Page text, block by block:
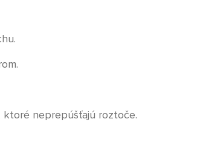
neprepúšťajú roztoče.